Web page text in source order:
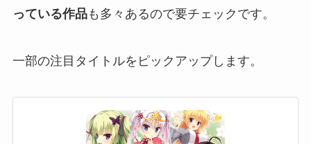
っている作品も多々あるので要チェックです。
一部の注目タイトルをピックアップします。